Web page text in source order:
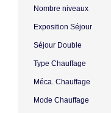
Nombre niveaux
Exposition Séjour
Séjour Double
Type Chauffage
Méca. Chauffage
Mode Chauffage